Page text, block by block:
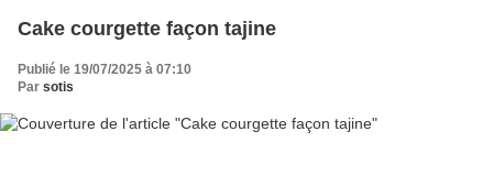
Cake courgette façon tajine
Publié le 19/07/2025 à 07:10
Par sotis